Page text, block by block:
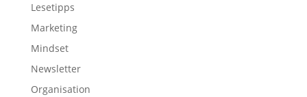
Lesetipps
Marketing
Mindset
Newsletter
Organisation